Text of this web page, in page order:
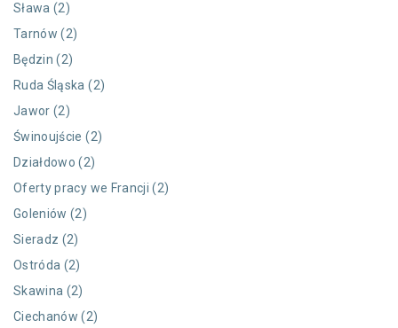
Sława (2)
Tarnów (2)
Będzin (2)
Ruda Śląska (2)
Jawor (2)
Świnoujście (2)
Działdowo (2)
Oferty pracy we Francji (2)
Goleniów (2)
Sieradz (2)
Ostróda (2)
Skawina (2)
Ciechanów (2)